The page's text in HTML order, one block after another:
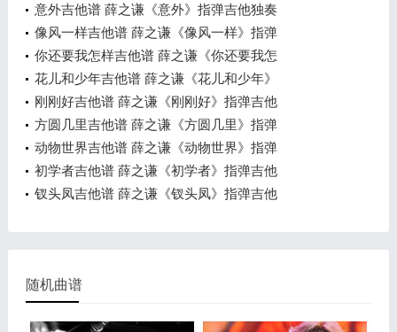
意外吉他谱 薛之谦《意外》指弹吉他独奏
像风一样吉他谱 薛之谦《像风一样》指弹
你还要我怎样吉他谱 薛之谦《你还要我怎
花儿和少年吉他谱 薛之谦《花儿和少年》
刚刚好吉他谱 薛之谦《刚刚好》指弹吉他
方圆几里吉他谱 薛之谦《方圆几里》指弹
动物世界吉他谱 薛之谦《动物世界》指弹
初学者吉他谱 薛之谦《初学者》指弹吉他
钗头凤吉他谱 薛之谦《钗头凤》指弹吉他
随机曲谱